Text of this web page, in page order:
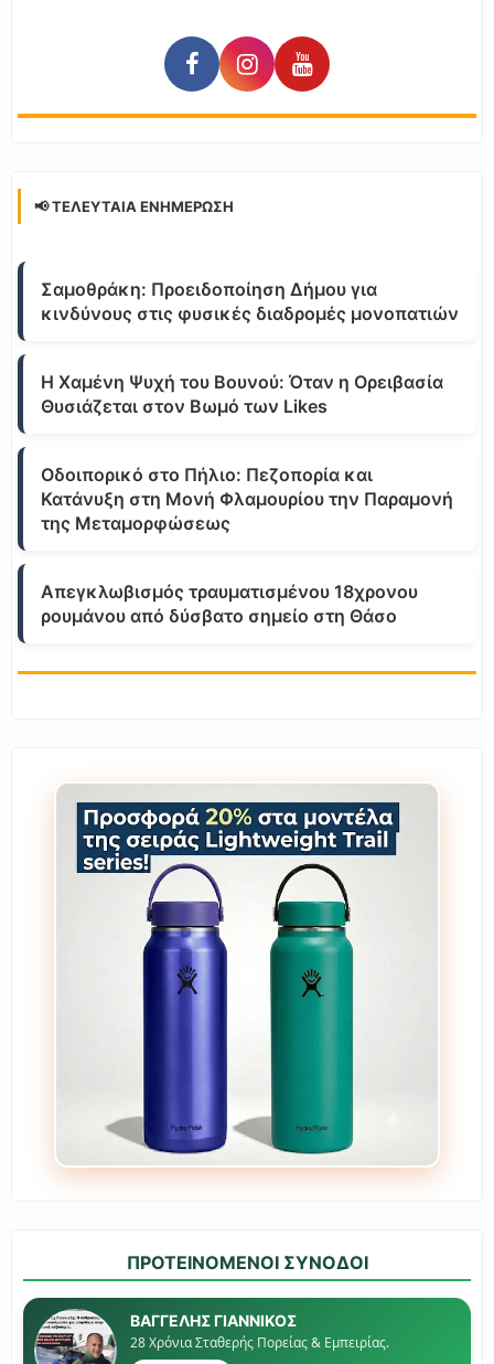
📢 ΤΕΛΕΥΤΑΊΑ ΕΝΗΜΈΡΩΣΗ
Σαμοθράκη: Προειδοποίηση Δήμου για
κινδύνους στις φυσικές διαδρομές μονοπατιών
Η Χαμένη Ψυχή του Βουνού: Όταν η Ορειβασία
Θυσιάζεται στον Βωμό των Likes
Οδοιπορικό στο Πήλιο: Πεζοπορία και
Κατάνυξη στη Μονή Φλαμουρίου την Παραμονή
της Μεταμορφώσεως
Απεγκλωβισμός τραυματισμένου 18χρονου
ρουμάνου από δύσβατο σημείο στη Θάσο
ΠΡΟΤΕΙΝΟΜΕΝΟΙ ΣΥΝΟΔΟΙ
ΒΑΓΓΕΛΗΣ ΓΙΑΝΝΙΚΟΣ
28 Χρόνια Σταθερής Πορείας & Εμπειρίας.